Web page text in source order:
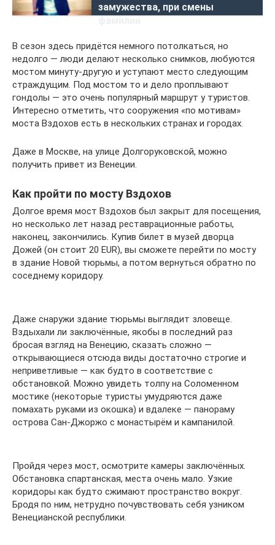
замужества, при смены
В сезон здесь придётся немного потолкаться, но
недолго — люди делают несколько снимков, любуются
мостом минуту-другую и уступают место следующим
страждущим. Под мостом то и дело проплывают
гондолы — это очень популярный маршрут у туристов.
Интересно отметить, что сооружения «по мотивам»
моста Вздохов есть в нескольких странах и городах.
Даже в Москве, на улице Долгоруковской, можно
получить привет из Венеции.
Как пройти по мосту Вздохов
Долгое время мост Вздохов был закрыт для посещения,
но несколько лет назад реставрационные работы,
наконец, закончились. Купив билет в музей дворца
Дожей (он стоит 20 EUR), вы сможете перейти по мосту
в здание Новой тюрьмы, а потом вернуться обратно по
соседнему коридору.
Даже снаружи здание тюрьмы выглядит зловеще.
Вздыхали ли заключённые, якобы в последний раз
бросая взгляд на Венецию, сказать сложно —
открывающиеся отсюда виды достаточно строгие и
неприветливые — как будто в соответствие с
обстановкой. Можно увидеть толпу на Соломенном
мостике (некоторые туристы умудряются даже
помахать руками из окошка) и вдалеке — панораму
острова Сан-Джоржо с монастырём и кампанилой.
Пройдя через мост, осмотрите камеры заключённых.
Обстановка спартанская, места очень мало. Узкие
коридоры как будто сжимают пространство вокруг.
Бродя по ним, нетрудно почувствовать себя узником
Венецианской республики.